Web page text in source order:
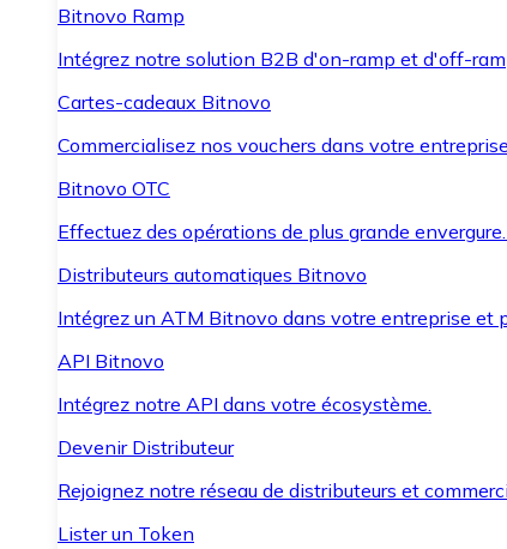
Bitnovo Ramp
Intégrez notre solution B2B d'on-ramp et d'off-
Cartes-cadeaux Bitnovo
Commercialisez nos vouchers dans votre
Bitnovo OTC
Effectuez des opérations de plus grande
Distributeurs automatiques Bitnovo
Intégrez un ATM Bitnovo dans votre entreprise et
API Bitnovo
Intégrez notre API dans votre écosystème.
Devenir Distributeur
Rejoignez notre réseau de distributeurs et
Lister un Token